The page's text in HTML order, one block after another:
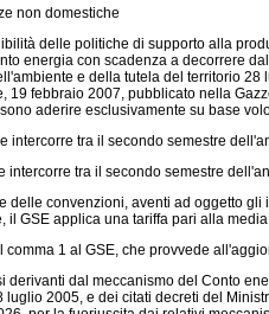
non domestiche
delle politiche di supporto alla
energia con scadenza a decorrere
e della tutela del territorio
febbraio 2007, pubblicato nella
aderire esclusivamente su base
tra il secondo semestre
tra il secondo semestre
convenzioni, aventi ad oggetto
GSE applica una tariffa pari alla
1 al GSE, che provvede
dal meccanismo del Conto
2005, e dei citati decreti del